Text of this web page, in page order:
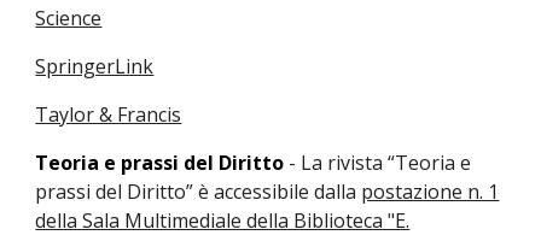
Science
SpringerLink
Taylor & Francis
Teoria e prassi del Diritto - La rivista “Teoria e
prassi del Diritto” è accessibile dalla postazione n. 1
della Sala Multimediale della Biblioteca "E.